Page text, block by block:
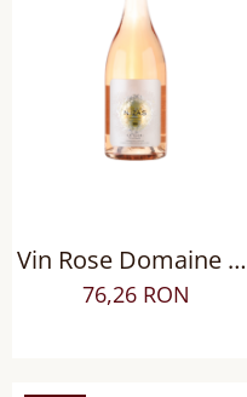
Vin Rose Domaine de
Nizas Le Clos, Sec
76,26 RON